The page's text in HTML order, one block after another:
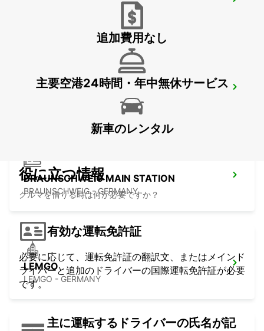
PADERBORN
PADERBORN - GERMANY
BRAUNSCHWEIG MAIN STATION
BRAUNSCHWEIG - GERMANY
LEMGO
LEMGO - GERMANY
追加費用なし
主要空港24時間・年中無休サービス
新車のレンタル
役に立つ情報
クルマを借りる時は何が必要ですか？
有効な運転免許証
必要に応じて、運転免許証の翻訳文、またはメインド
ライバーと追加のドライバーの国際運転免許証が必要
です。
主に運転するドライバーの氏名が記